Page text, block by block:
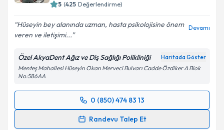
Kişisel verilerimin işlenmesine ilişkin
kapsamda işlenmesini kabul ediyorum.
Takvim Talebini Gönder
5 (425 Değerlendirme)
Hüseyin bey alanında uzman, hasta psikolojisine önem
veren ve iletişimi...
Devamı
Özel AkyaDent Ağız ve Diş Sağlığı Polikliniği Haritada Göster
Menteş Mahallesi Hüseyin Okan Merveci Bulvarı Cadde Özdiker A Blok
No:586AA
0 (850) 474 83 13
Randevu Talep Et
Randevu Takvimi Talebi